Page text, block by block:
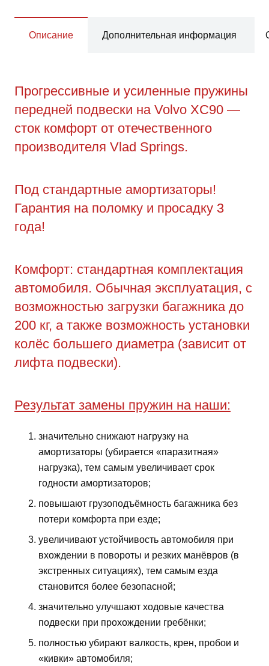
Описание Дополнительная информация
Прогрессивные и усиленные пружины
передней подвески на Volvo XC90 —
сток комфорт от отечественного
производителя Vlad Springs.
Под стандартные амортизаторы!
Гарантия на поломку и просадку 3
года!
Комфорт: стандартная комплектация
автомобиля. Обычная эксплуатация, с
возможностью загрузки багажника до
200 кг, а также возможность установки
колёс большего диаметра (зависит от
лифта подвески).
Результат замены пружин на наши:
значительно снижают нагрузку на
амортизаторы (убирается «паразитная»
нагрузка), тем самым увеличивает срок
годности амортизаторов;
повышают грузоподъёмность багажника без
потери комфорта при езде;
увеличивают устойчивость автомобиля при
вхождении в повороты и резких манёвров (в
экстренных ситуациях), тем самым езда
становится более безопасной;
значительно улучшают ходовые качества
подвески при прохождении гребёнки;
полностью убирают валкость, крен, пробои и
«кивки» автомобиля;